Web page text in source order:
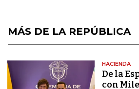
MÁS DE LA REPÚBLICA
HACIENDA
De la
con